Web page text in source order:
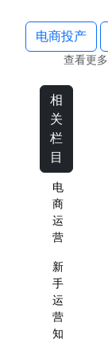
电商投产
查看更多
相
关
栏
目
电
商
运
营
新
手
运
营
知